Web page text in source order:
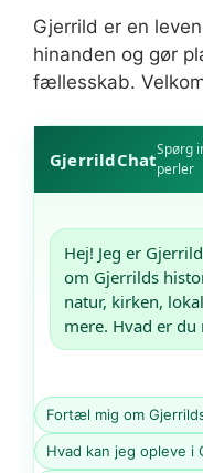
Gjerrild er en
hinanden og gør
fællesskab.
GjerrildChatSpørg
perler
Hej! Jeg er
om Gjerrilds
natur, kirken,
mere. Hvad er du
Fortæl mig om
Hvad kan jeg opleve i